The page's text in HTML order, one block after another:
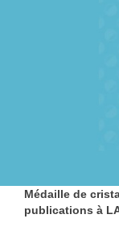
Médaille de
publications à